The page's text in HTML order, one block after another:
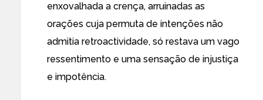
enxovalhada a crença, arruinadas as
orações cuja permuta de intenções não
admitia retroactividade, só restava um vago
ressentimento e uma sensação de injustiça
e impotência.